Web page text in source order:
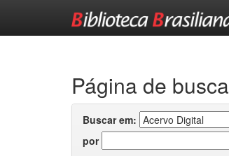
Página de busca
Buscar em:
por